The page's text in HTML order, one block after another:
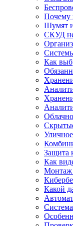
Почему
Шумят и
СКУД не
Как
Защита
Как
Монтаж
Какой